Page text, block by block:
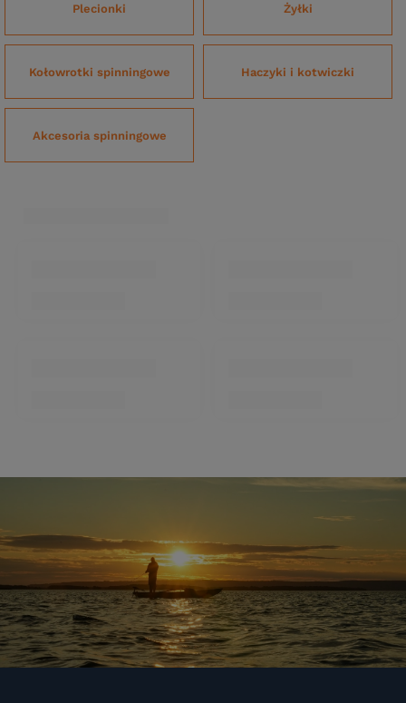
Plecionki Żyłki
Kołowrotki spinningowe Haczyki i kotwiczki
Akcesoria spinningowe